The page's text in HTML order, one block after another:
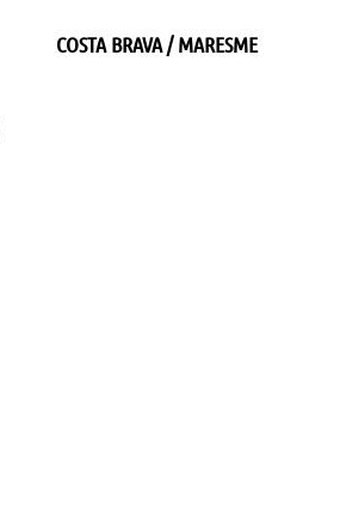
COSTA BRAVA / MARESME